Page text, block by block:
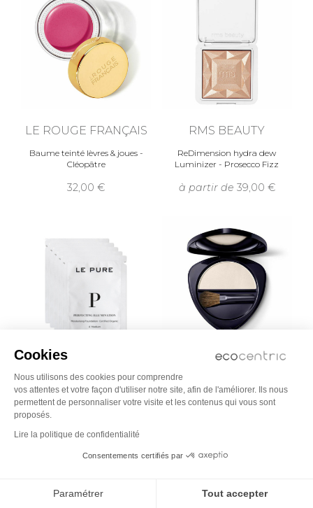
LE ROUGE FRANÇAIS
Baume teinté lèvres & joues -
Cléopâtre
32,00
RMS BEAUTY
ReDimension hydra dew
Luminizer - Prosecco Fizz
à partir de 39,00
Kit échantillons Perfecting
Illumination
Highlighter 01 - Poudre
Cookies
Nous utilisons des cookies pour comprendre
vos attentes et votre façon d'utiliser notre site, afin de l'améliorer. Ils nous
permettent de personnaliser votre visite et les contenus qui vous sont
proposés.
Lire la politique de confidentialité
Consentements certifiés par
Paramétrer Tout accepter